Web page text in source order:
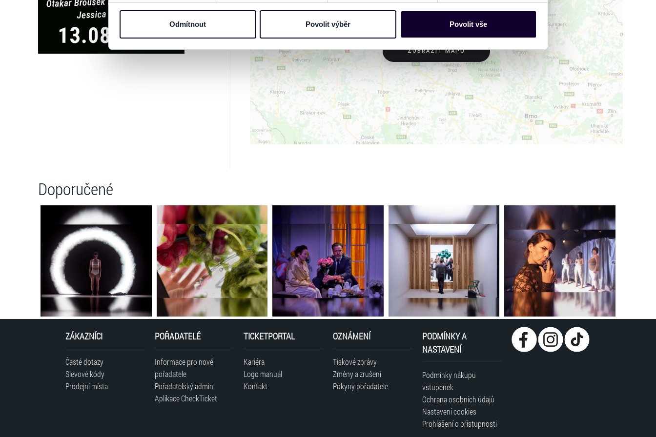
informace o vašem zařízení nebo vaší aktivitě na našich webových stránkách. Tyto informace mohou představovat
osobní údaje. Získané informace používáme např. k analýze návštěvnosti webu nebo k personalizaci obsahu a reklam.
Jaké typy cookies používáme, naleznete níže. Možnosti zpracování upravíte zaškrtnutím příslušné varianty. Svoji volbu
můžete kdykoliv změnit v zápatí stránky v záložce „Cookies a jejich nastavení“.
Odmítnout Povolit výběr Povolit vše
ZOBRAZIT MAPU
Doporučené
ZÁKAZNÍCI
Časté dotazy
Slevové kódy
Prodejní místa
POŘADATELÉ
Informace pro nové
pořadatele
Pořadatelský admin
Aplikace CheckTicket
TICKETPORTAL
Kariéra
Logo manuál
Kontakt
OZNÁMENÍ
Tiskové zprávy
Změny a zrušení
Pokyny pořadatele
PODMÍNKY A
NASTAVENÍ
Podmínky nákupu
vstupenek
Ochrana osobních údajů
Nastavení cookies
Prohlášení o přístupnosti